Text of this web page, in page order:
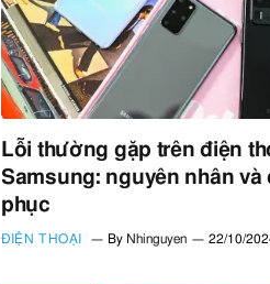
Lỗi thường gặp trên điện
Samsung: nguyên nhân và
phục
ĐIỆN THOẠI By Nhinguyen 22/10/